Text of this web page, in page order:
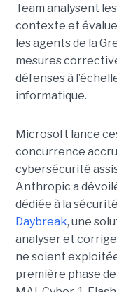
Team analysent
contexte et
les agents de la
mesures
défenses à
informatique.
Microsoft lance
concurrence
cybersécurité
Anthropic a
dédiée à la
Daybreak, une
analyser et
ne soient
première phase